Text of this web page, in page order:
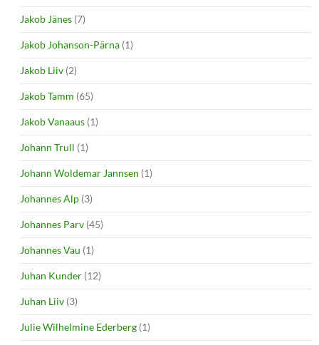
Jakob Jänes (7)
Jakob Johanson-Pärna (1)
Jakob Liiv (2)
Jakob Tamm (65)
Jakob Vanaaus (1)
Johann Trull (1)
Johann Woldemar Jannsen (1)
Johannes Alp (3)
Johannes Parv (45)
Johannes Vau (1)
Juhan Kunder (12)
Juhan Liiv (3)
Julie Wilhelmine Ederberg (1)